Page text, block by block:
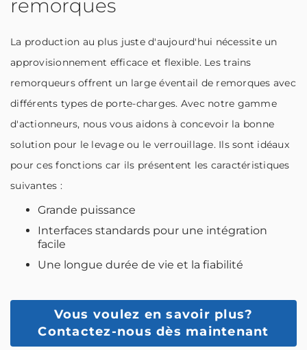
remorques
La production au plus juste d'aujourd'hui nécessite un
approvisionnement efficace et flexible. Les trains
remorqueurs offrent un large éventail de remorques avec
différents types de porte-charges. Avec notre gamme
d'actionneurs, nous vous aidons à concevoir la bonne
solution pour le levage ou le verrouillage. Ils sont idéaux
pour ces fonctions car ils présentent les caractéristiques
suivantes :
Grande puissance
Interfaces standards pour une intégration
facile
Une longue durée de vie et la fiabilité
Vous voulez en savoir plus?
Contactez-nous dès maintenant